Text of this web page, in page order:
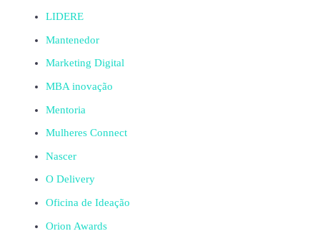
LIDERE
Mantenedor
Marketing Digital
MBA inovação
Mentoria
Mulheres Connect
Nascer
O Delivery
Oficina de Ideação
Orion Awards